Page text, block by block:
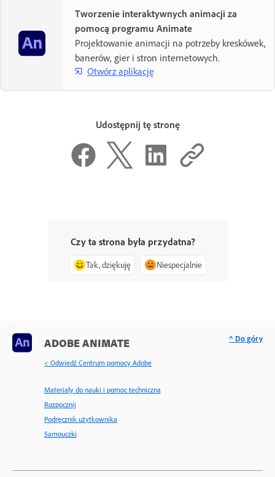
Tworzenie interaktywnych animacji za
pomocą programu Animate
Projektowanie animacji na potrzeby kreskówek,
banerów, gier i stron internetowych.
Otwórz aplikację
Udostępnij tę stronę
Czy ta strona była przydatna?
Tak, dziękuję Niespecjalnie
ADOBE ANIMATE
< Odwiedź Centrum pomocy Adobe
Materiały do nauki i pomoc techniczna
Rozpocznij
Podręcznik użytkownika
Samouczki
^ Do góry